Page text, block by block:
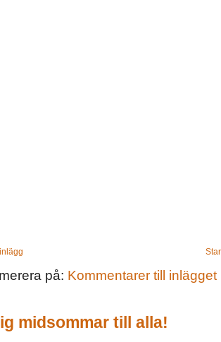
på: Kommentarer till inlägget
midsommar till alla!